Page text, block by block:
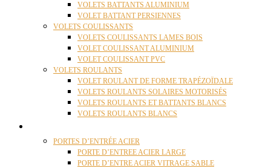
VOLETS BATTANTS ALUMINIUM
VOLET BATTANT PERSIENNES
VOLETS COULISSANTS
VOLETS COULISSANTS LAMES BOIS
VOLET COULISSANT ALUMINIUM
VOLET COULISSANT PVC
VOLETS ROULANTS
VOLET ROULANT DE FORME TRAPÉZOÏDALE
VOLETS ROULANTS SOLAIRES MOTORISÉS
VOLETS ROULANTS ET BATTANTS BLANCS
VOLETS ROULANTS BLANCS
PORTES D’ENTRÉE ACIER
PORTE D’ENTREE ACIER LARGE
PORTE D’ENTRE ACIER VITRAGE SABLE